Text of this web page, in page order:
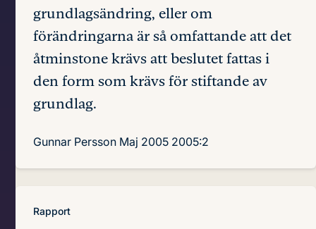
grundlagsändring, eller om
förändringarna är så omfattande att det
åtminstone krävs att beslutet fattas i
den form som krävs för stiftande av
grundlag.
Gunnar Persson Maj 2005 2005:2
Rapport